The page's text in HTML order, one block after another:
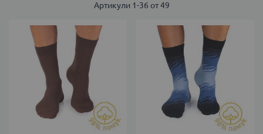
Артикули 1-36 от49